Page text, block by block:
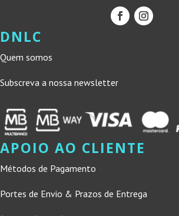
DNLC
Quem somos
Subscreva a nossa newsletter
APOIO AO CLIENTE
Métodos de Pagamento
Portes de Envio & Prazos de Entrega